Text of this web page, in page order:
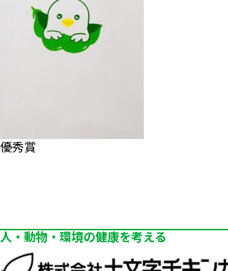
優秀賞
人・動物・環境の健康を考える